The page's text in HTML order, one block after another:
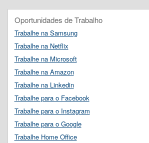
Oportunidades de Trabalho
Trabalhe na Samsung
Trabalhe na Netflix
Trabalhe na Microsoft
Trabalhe na Amazon
Trabalhe na Linkedin
Trabalhe para o Facebook
Trabalhe para o Instagram
Trabalhe para o Google
Trabalhe Home Office